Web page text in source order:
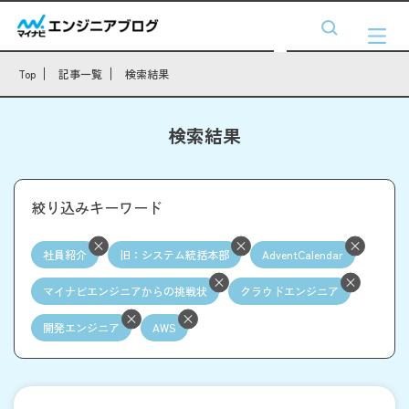
Top 記事一覧 検索結果
検索結果
絞り込みキーワード
社員紹介 旧：システム統括本部 AdventCalendar
マイナビエンジニアからの挑戦状 クラウドエンジニア
開発エンジニア AWS